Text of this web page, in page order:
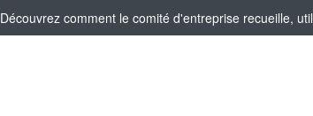
Découvrez comment le comité d'entreprise recueille,